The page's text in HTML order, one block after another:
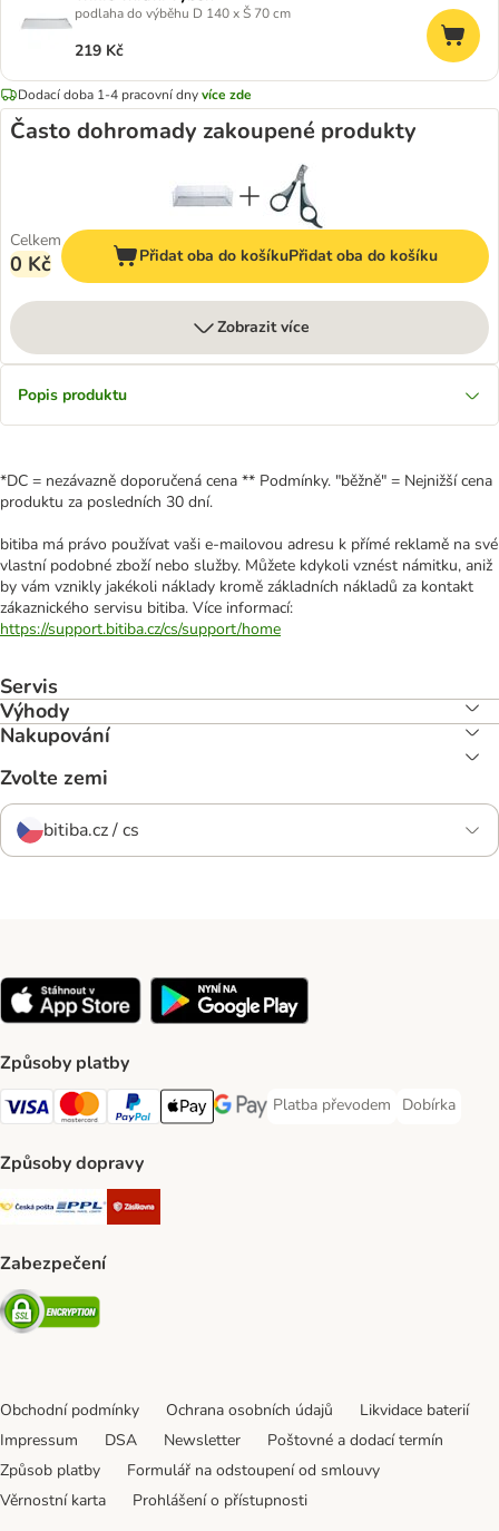
podlaha do výběhu D 140 x Š 70 cm
219 Kč
Dodací doba 1-4 pracovní dnyvíce zde
Často dohromady zakoupené produkty
Celkem
0 Kč Přidat oba do košíkuPřidat oba do košíku
Zobrazit více
Popis produktu
*DC = nezávazně doporučená cena ** Podmínky. "běžně" = Nejnižší cena
produktu za posledních 30 dní.
bitiba má právo používat vaši e-mailovou adresu k přímé reklamě na své
vlastní podobné zboží nebo služby. Můžete kdykoli vznést námitku, aniž
by vám vznikly jakékoli náklady kromě základních nákladů za kontakt
zákaznického servisu bitiba. Více informací:
https://support.bitiba.cz/cs/support/home
Servis
Výhody
Nakupování
Zvolte zemi
bitiba.cz / cs
Způsoby platby
Visa Payment Method
mastercard Payment Method
PayPal Payment Method
Apple pay Payment Method
Google Pay Payment Method
Platba převodem
Platba převodem Payment
Dobírka
Dobírka
Způsoby dopravy
Česká pošta Shipping Method
PPL Shipping Method
Zabezpečení
Security
Obchodní podmínky Ochrana osobních údajů
Likvidace baterií
Impressum
DSA Newsletter
Poštovné a dodací termín
Způsob platby
Formulář na odstoupení od smlouvy
Věrnostní karta
Prohlášení o přístupnosti